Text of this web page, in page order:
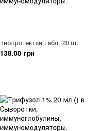
Тиопротектин табл. 20 шт
138.00 грн